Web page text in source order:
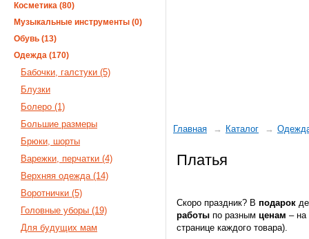
Главная Каталог
Платья
Скоро праздник? В подарок
работы по разным ценам – на
странице каждого товара).
Косметика (80)
Музыкальные инструменты (0)
Обувь (13)
Одежда (170)
Бабочки, галстуки (5)
Блузки
Болеро (1)
Большие размеры
Брюки, шорты
Варежки, перчатки (4)
Верхняя одежда (14)
Воротнички (5)
Головные уборы (19)
Для будущих мам